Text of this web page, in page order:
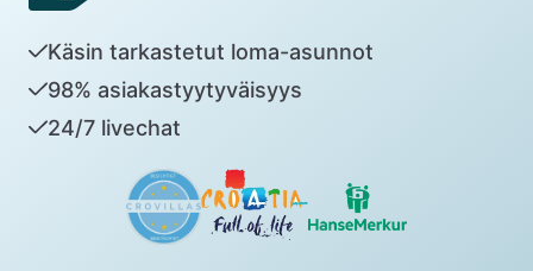
Käsin tarkastetut loma-asunnot
98% asiakastyytyväisyys
24/7 livechat